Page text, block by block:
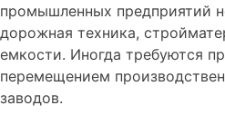
промышленных предприятий
дорожная техника,
емкости. Иногда требуются
перемещением
заводов.